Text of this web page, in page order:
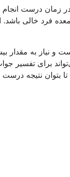
زمان درست انجام
معده فرد خالی
آزمایش کافی است و
بتوان نتیجه